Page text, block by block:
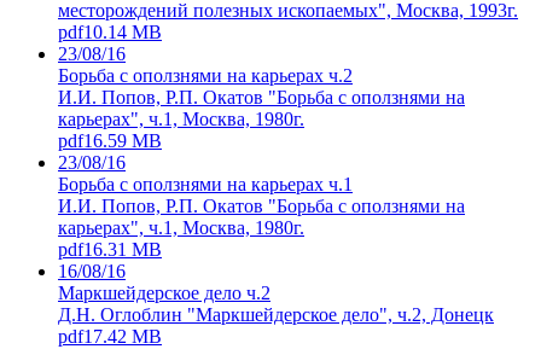
месторождений полезных ископаемых", Москва, 1993г.
pdf10.14 MB
23/08/16
Борьба с оползнями на карьерах ч.2
И.И. Попов, Р.П. Окатов "Борьба с оползнями на
карьерах", ч.1, Москва, 1980г.
pdf16.59 MB
23/08/16
Борьба с оползнями на карьерах ч.1
И.И. Попов, Р.П. Окатов "Борьба с оползнями на
карьерах", ч.1, Москва, 1980г.
pdf16.31 MB
16/08/16
Маркшейдерское дело ч.2
Д.Н. Оглоблин "Маркшейдерское дело", ч.2, Донецк
pdf17.42 MB